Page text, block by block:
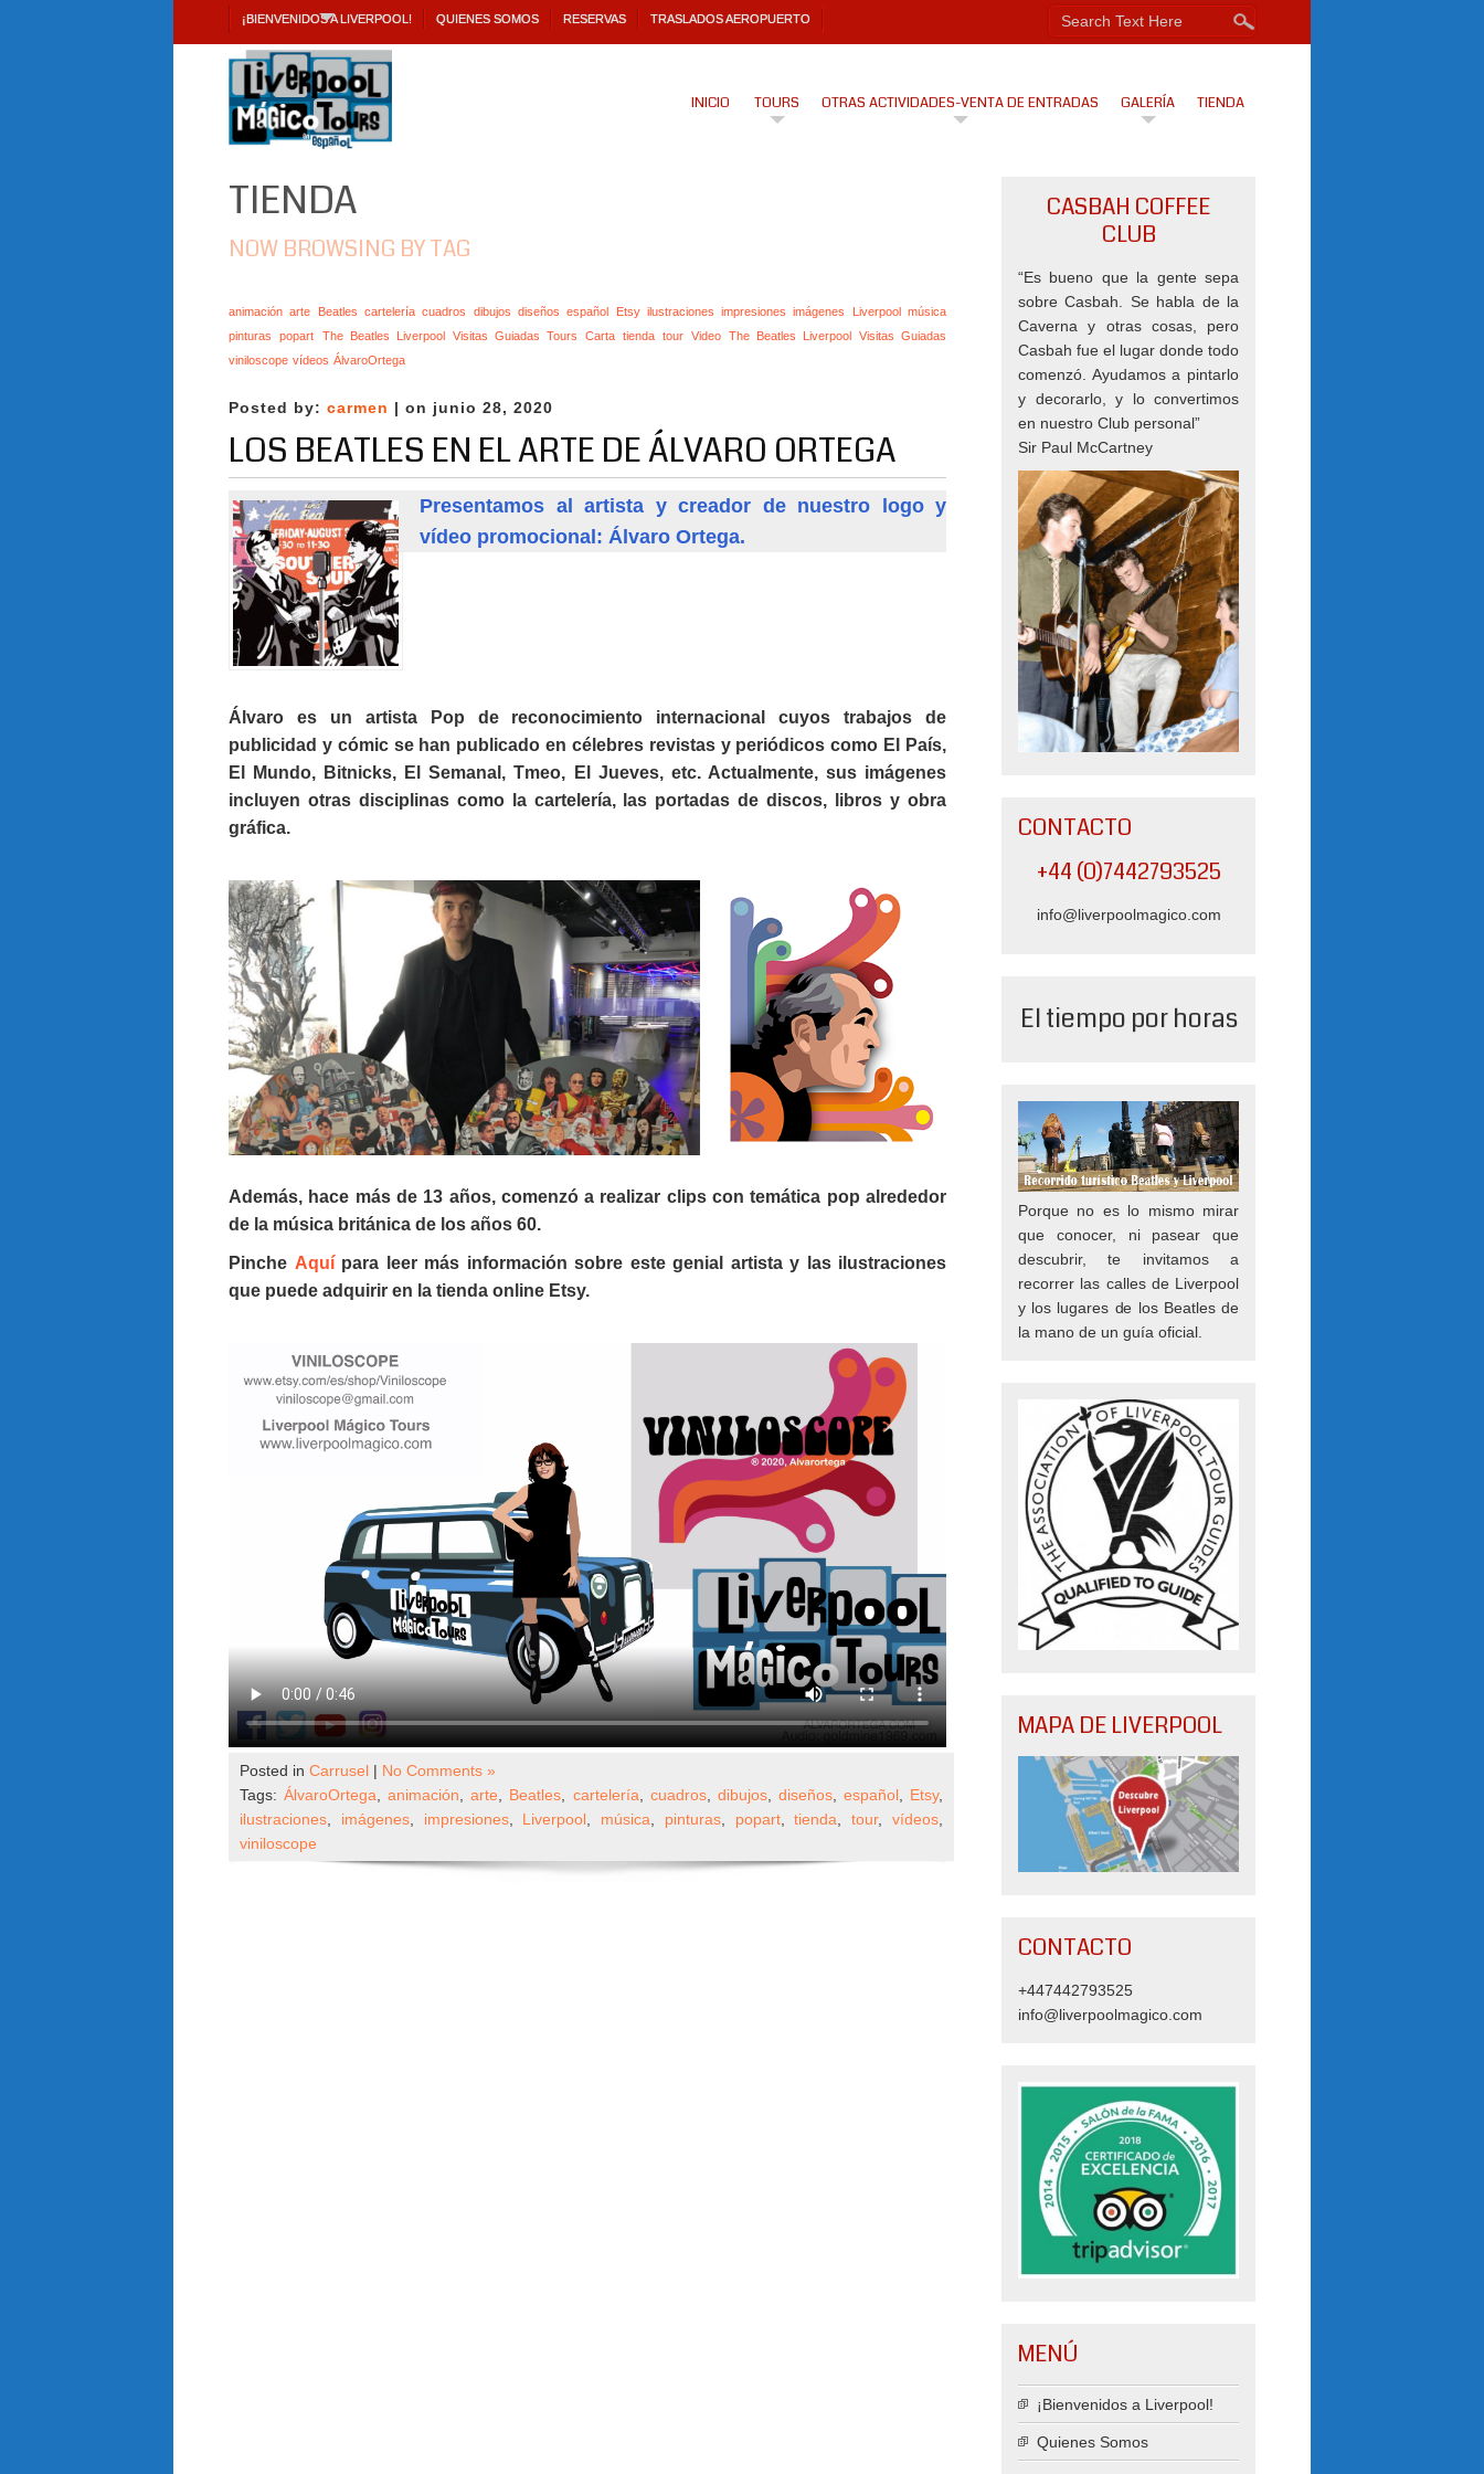
¡BIENVENIDOS A LIVERPOOL! QUIENES SOMOS RESERVAS TRASLADOS AEROPUERTO
INICIO TOURS OTRAS ACTIVIDADES-VENTA DE ENTRADAS GALERÍA TIENDA
TIENDA
NOW BROWSING BY TAG
animación arte Beatles cartelería cuadros dibujos diseños español Etsy ilustraciones impresiones imágenes Liverpool música
pinturas
popart The Beatles Liverpool Visitas Guiadas Tours Carta tienda tour
Video The Beatles Liverpool Visitas Guiadas
viniloscope vídeos ÁlvaroOrtega
Posted by: carmen | on junio 28, 2020
LOS BEATLES EN EL ARTE DE ÁLVARO ORTEGA
Presentamos al artista y creador de nuestro logo y
vídeo promocional: Álvaro Ortega.
Álvaro es un artista Pop de reconocimiento internacional cuyos trabajos de
publicidad y cómic se han publicado en célebres revistas y periódicos como El País,
El Mundo, Bitnicks, El Semanal, Tmeo, El Jueves, etc. Actualmente, sus imágenes
incluyen otras disciplinas como la cartelería, las portadas de discos, libros y obra
gráfica.
Además, hace más de 13 años, comenzó a realizar clips con temática pop alrededor
de la música británica de los años 60.
Pinche Aquí para leer más información sobre este genial artista y las ilustraciones
que puede adquirir en la tienda online Etsy.
Posted in Carrusel | No Comments »
Tags:ÁlvaroOrtega ,animación ,arte Beatles cartelería cuadros, dibujos, diseños, español, Etsy,
ilustraciones
imágenes, impresiones, Liverpool música pinturas, popart,tienda ,tour,vídeos
viniloscope
CASBAH COFFEE
CLUB
“Es bueno que la gente sepa
sobre Casbah. Se habla de la
Caverna y otras cosas, pero
Casbah fue el lugar donde todo
comenzó. Ayudamos a pintarlo
y decorarlo, y lo convertimos
en nuestro Club personal”
Sir Paul McCartney
CONTACTO
+44 (0)7442793525
info@liverpoolmagico.com
El tiempo por horas
Porque no es lo mismo mirar
que conocer, ni pasear que
descubrir, te invitamos a
recorrer las calles de Liverpool
y los lugares de los Beatles de
la mano de un guía oficial.
MAPA DE LIVERPOOL
CONTACTO
+447442793525
info@liverpoolmagico.com
MENÚ
¡Bienvenidos a Liverpool!
Quienes Somos